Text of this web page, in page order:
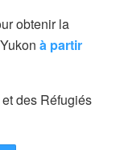
obtenir la
à partir
des Réfugiés